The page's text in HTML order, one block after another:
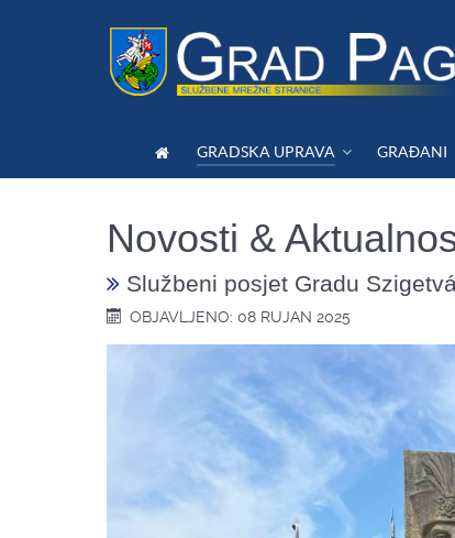
GRADSKA UPRAVA GRAĐANI
Novosti &
Službeni posjet Gradu
OBJAVLJENO: 08 RUJAN 2025